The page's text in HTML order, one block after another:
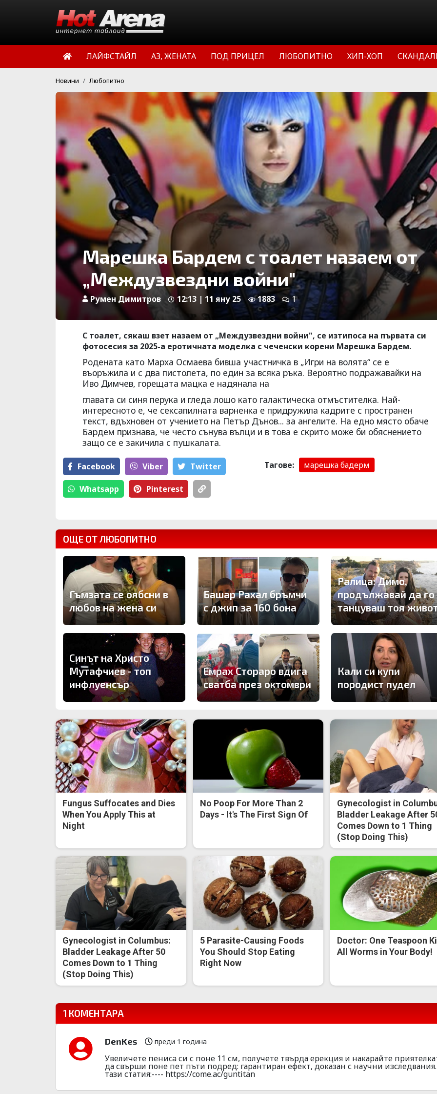
ЛАЙФСТАЙЛ АЗ, ЖЕНАТА ПОД ПРИЦЕЛ ЛЮБОПИТНО ХИП-ХОП
Новини Любопитно
Марешка Бардем с тоалет назаем от
„Междузвездни войни"
Румен Димитров 12:13 | 11 яну 25 1883 1
С тоалет, сякаш взет назаем от „Междузвездни войни", се изтипоса на първата си
фотосесия за 2025-а еротичната моделка с чеченски корени Марешка Бардем.
Родената като Марха Осмаева бивша участничка в „Игри на волята“ се е
въоръжила и с два пистолета, по един за всяка ръка. Вероятно подражавайки на
Иво Димчев, горещата мацка е надянала на
главата си синя перука и гледа лошо като галактическа отмъстителка. Най-
интересното е, че сексапилната варненка е придружила кадрите с пространен
текст, вдъхновен от учението на Петър Дънов... за ангелите. На едно място обаче
Бардем признава, че често сънува вълци и в това е скрито може би обяснението
защо се е закичила с пушкалата.
Facebook Viber Тwitter
Whatsapp Pinterest
Тагове: марешка бадерм
ОЩЕ ОТ ЛЮБОПИТНО
Гъмзата се оябсни в
любов на жена си
Башар Рахал бръмчи
с джип за 160 бона
Ралица: Димо,
продължавай да го
танцуваш тоя
Синът на Христо
Мутафчиев - топ
инфлуенсър
Емрах Стораро вдига
сватба през октомври
Кали си купи
породист пудел
Fungus Suffocates and Dies
When You Apply This at
Night
No Poop For More Than 2
Days - It's The First Sign Of
Gynecologist in
Bladder Leakage After
Comes Down to 1 Thing
(Stop Doing This)
Gynecologist in Columbus:
Bladder Leakage After 50
Comes Down to 1 Thing
(Stop Doing This)
5 Parasite-Causing Foods
You Should Stop Eating
Right Now
Doctor: One Teaspoon
All Worms in Your Body!
1 КОМЕНТАРА
DenKes преди 1 година
Увeличете пeниca си с поне 11 см, получете твърда epeкция и накарайте
да свъpши поне пет пъти подpед: гаpантиран ефект, доказан с научни
тази статия:---- https://come.ac/guntitan